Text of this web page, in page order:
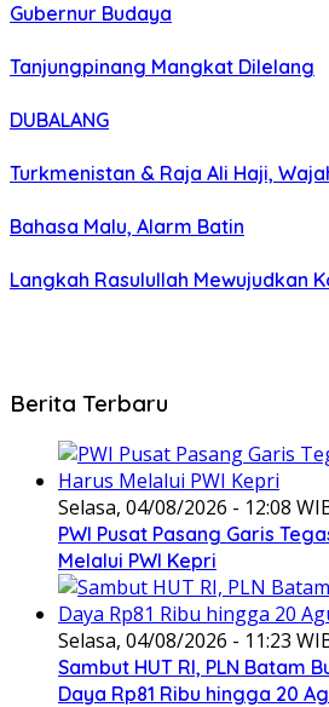
Gubernur Budaya
Tanjungpinang Mangkat Dilelang
DUBALANG
Turkmenistan & Raja Ali Haji,
Bahasa Malu, Alarm Batin
Langkah Rasulullah Mewujudkan
Berita Terbaru
Selasa, 04/08/2026 - 12:08
PWI Pusat Pasang Garis
Melalui PWI Kepri
Selasa, 04/08/2026 - 11:23
Sambut HUT RI, PLN Batam
Daya Rp81 Ribu hingga 20